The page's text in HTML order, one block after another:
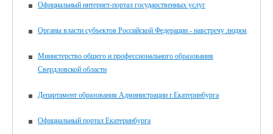
Официальный интернет-портал государственных услуг
Органы власти субъектов Российской Федерации - навстречу людям
Министерство общего и профессионального образования
Свердловской области
Департамент образования Администрации г.Екатеринбурга
Официальный портал Екатеринбурга